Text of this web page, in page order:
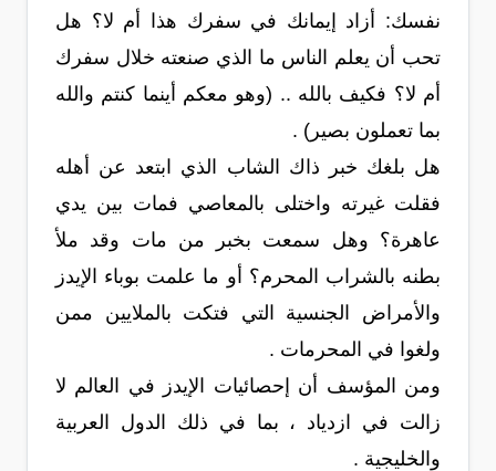
نفسك: أزاد إيمانك في سفرك هذا أم لا؟ هل
تحب أن يعلم الناس ما الذي صنعته خلال سفرك
أم لا؟ فكيف بالله .. (وهو معكم أينما كنتم والله
بما تعملون بصير) .
هل بلغك خبر ذاك الشاب الذي ابتعد عن أهله
فقلت غيرته واختلى بالمعاصي فمات بين يدي
عاهرة؟ وهل سمعت بخبر من مات وقد ملأ
بطنه بالشراب المحرم؟ أو ما علمت بوباء الإيدز
والأمراض الجنسية التي فتكت بالملايين ممن
ولغوا في المحرمات .
ومن المؤسف أن إحصائيات الإيدز في العالم لا
زالت في ازدياد ، بما في ذلك الدول العربية
والخليجية .